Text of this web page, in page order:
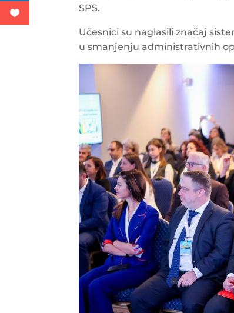
SPS.
Učesnici su naglasili značaj
u smanjenju administrativnih